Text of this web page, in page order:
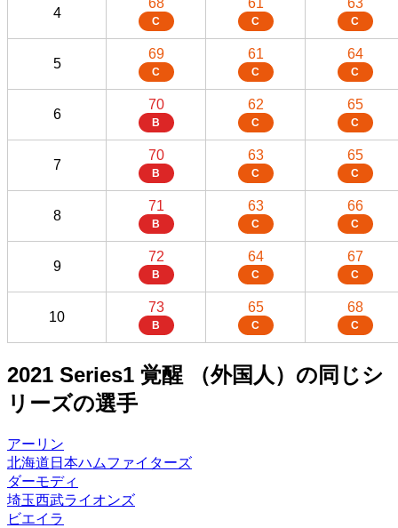
4
68
C
61
C
63
C
5
69
C
61
C
64
C
6
70
B
62
C
65
C
7
70
B
63
C
65
C
8
71
B
63
C
66
C
9
72
B
64
C
67
C
10
73
B
65
C
68
C
2021 Series1 覚醒 （外国人）の同じシ
リーズの選手
アーリン
北海道日本ハムファイターズ
ダーモディ
埼玉西武ライオンズ
ビエイラ